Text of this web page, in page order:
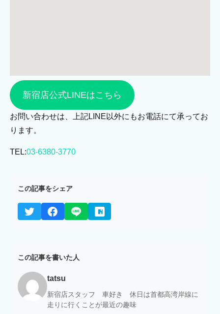
新宿店公式LINEはこちら
お問い合わせは、上記LINE以外にもお電話にて承ってお
ります。
TEL:03-6380-3770
この記事をシェア
この記事を書いた人
tatsu
新宿店スタッフ 車好き 休日は首都高湾岸線に
走りに行くことが最近の趣味